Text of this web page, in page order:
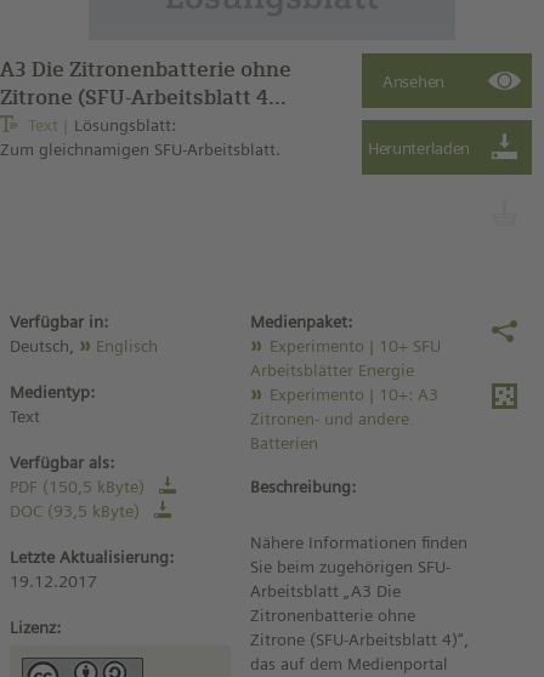
A3 Die Zitronenbatterie ohne
Zitrone (SFU-Arbeitsblatt 4
Lösung)
Text
Lösungsblatt:
Zum gleichnamigen SFU-Arbeitsblatt.
Verfügbar in:
Deutsch,
Englisch
Medientyp:
Text
Verfügbar als:
PDF (150,5 kByte)
DOC (93,5 kByte)
Letzte Aktualisierung:
19.12.2017
Lizenz:
Medienpaket:
Experimento | 10+ SFU
Arbeitsblätter Energie
Experimento | 10+: A3
Zitronen- und andere
Batterien
Beschreibung:
Nähere Informationen finden
Sie beim zugehörigen SFU-
Arbeitsblatt „A3 Die
Zitronenbatterie ohne
Zitrone (SFU-Arbeitsblatt 4)“,
das auf dem Medienportal